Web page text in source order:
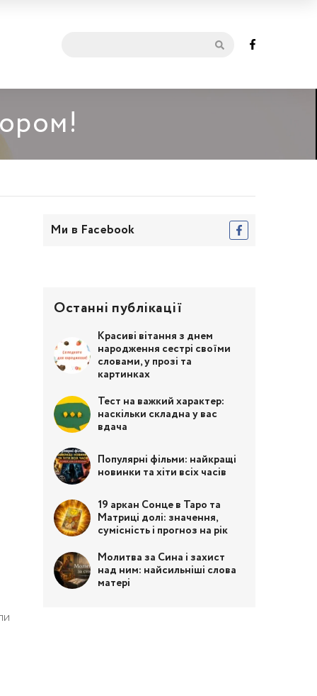
Ми в Facebook
Останні публікації
Красиві вітання з днем
народження сестрі своїми
словами, у прозі та
картинках
Тест на важкий характер:
наскільки складна у вас
вдача
Популярні фільми: найкращі
новинки та хіти всіх часів
19 аркан Сонце в Таро та
Матриці долі: значення,
сумісність і прогноз на рік
Молитва за Сина і захист
над ним: найсильніші слова
матері